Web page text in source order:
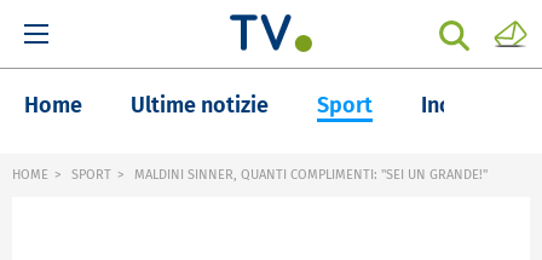
Home Ultime notizie Sport Inchieste
HOME SPORT MALDINI SINNER, QUANTI COMPLIMENTI: "SEI UN GRANDE!"